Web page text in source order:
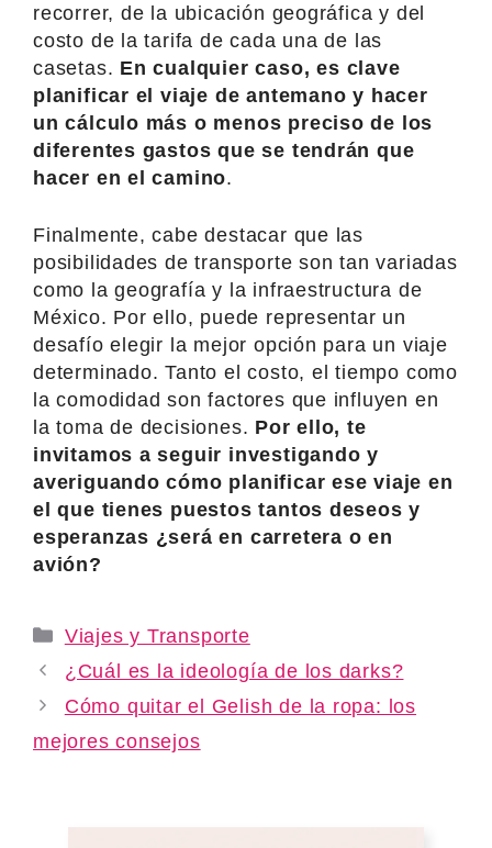
recorrer, de la ubicación geográfica y del
costo de la tarifa de cada una de las
casetas. En cualquier caso, es clave
planificar el viaje de antemano y hacer
un cálculo más o menos preciso de los
diferentes gastos que se tendrán que
hacer en el camino.
Finalmente, cabe destacar que las
posibilidades de transporte son tan variadas
como la geografía y la infraestructura de
México. Por ello, puede representar un
desafío elegir la mejor opción para un viaje
determinado. Tanto el costo, el tiempo como
la comodidad son factores que influyen en
la toma de decisiones. Por ello, te
invitamos a seguir investigando y
averiguando cómo planificar ese viaje en
el que tienes puestos tantos deseos y
esperanzas ¿será en carretera o en
avión?
Categories
Viajes y Transporte
¿Cuál es la ideología de los darks?
Cómo quitar el Gelish de la ropa: los
mejores consejos